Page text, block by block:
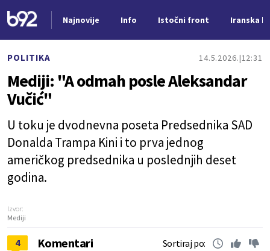
Najnovije Info Istočni front Iranska
POLITIKA 14.5.2026. 12:31
Mediji: "A odmah posle Aleksandar
Vučić"
U toku je dvodnevna poseta Predsednika SAD
Donalda Trampa Kini i to prva jednog
američkog predsednika u poslednjih deset
godina.
Izvor:
Mediji
4 Komentari Sortiraj po: